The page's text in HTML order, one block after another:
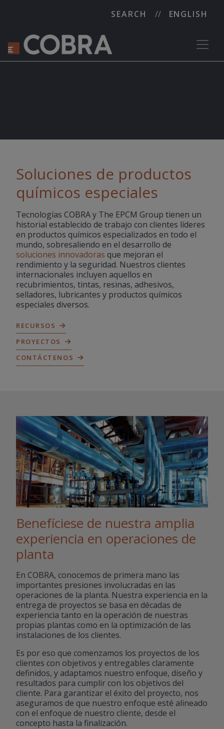
SEARCH ENGLISH
Soluciones de productos
químicos especiales
Tecnologías COBRA y The EPCM Group tienen un
historial establecido de trabajo con clientes líderes
en productos químicos especializados en todo el
mundo, sobresaliendo en el desarrollo de
soluciones innovadoras que mejoran el
rendimiento y la seguridad. Nuestros clientes
internacionales incluyen aquellos en
recubrimientos, tintas, resinas, adhesivos,
selladores, lubricantes y productos químicos
especiales diversos.
RECURSOS
PROYECTOS
CONTÁCTENOS
Benefíciese de nuestra amplia
experiencia en operaciones de
planta
En COBRA, conocemos de primera mano las
importantes presiones involucradas en las
operaciones de la planta. Nuestra experiencia en la
entrega de proyectos se basa en décadas de
experiencia tanto en la operación de nuestras
propias plantas como en la optimización de las
instalaciones de los clientes.
Es por eso que comenzamos los proyectos de los
clientes con objetivos y entregables claramente
definidos, y adaptamos nuestro enfoque, diseño y
resultados para cumplir con los objetivos del
cliente. Para garantizar el éxito del proyecto, nos
aseguramos de que nuestro enfoque esté alineado
con el enfoque de nuestro cliente, desde el
concepto hasta la finalización.